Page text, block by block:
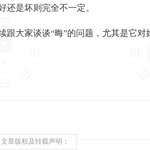
还是坏则完全不一定。
跟大家谈谈“晦”的问题，尤其是它对
文章版权及转载声明：